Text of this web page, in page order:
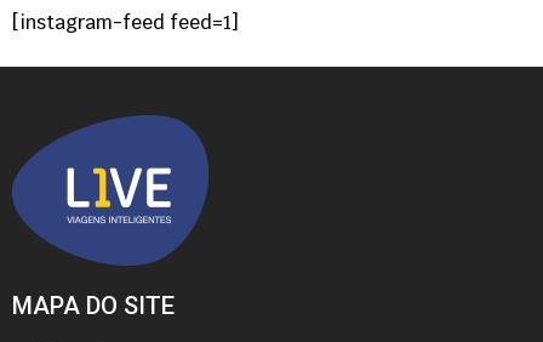
[instagram-feed feed=1]
MAPA DO SITE